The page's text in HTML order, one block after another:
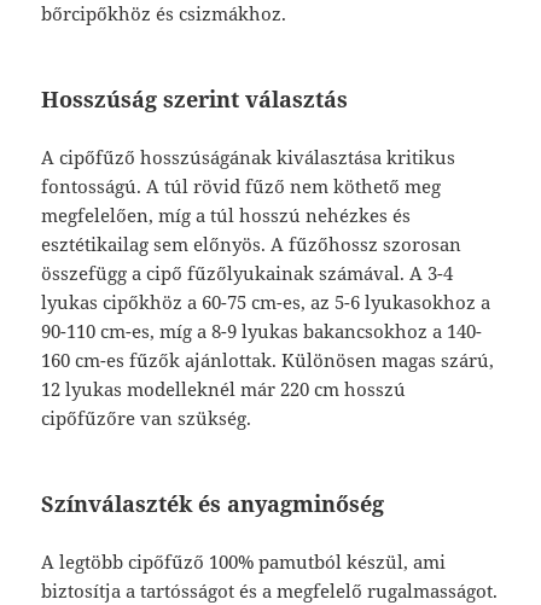
bőrcipőkhöz és csizmákhoz.
Hosszúság szerint választás
A cipőfűző hosszúságának kiválasztása kritikus
fontosságú. A túl rövid fűző nem köthető meg
megfelelően, míg a túl hosszú nehézkes és
esztétikailag sem előnyös. A fűzőhossz szorosan
összefügg a cipő fűzőlyukainak számával. A 3-4
lyukas cipőkhöz a 60-75 cm-es, az 5-6 lyukasokhoz a
90-110 cm-es, míg a 8-9 lyukas bakancsokhoz a 140-
160 cm-es fűzők ajánlottak. Különösen magas szárú,
12 lyukas modelleknél már 220 cm hosszú
cipőfűzőre van szükség.
Színválaszték és anyagminőség
A legtöbb cipőfűző 100% pamutból készül, ami
biztosítja a tartósságot és a megfelelő rugalmasságot.